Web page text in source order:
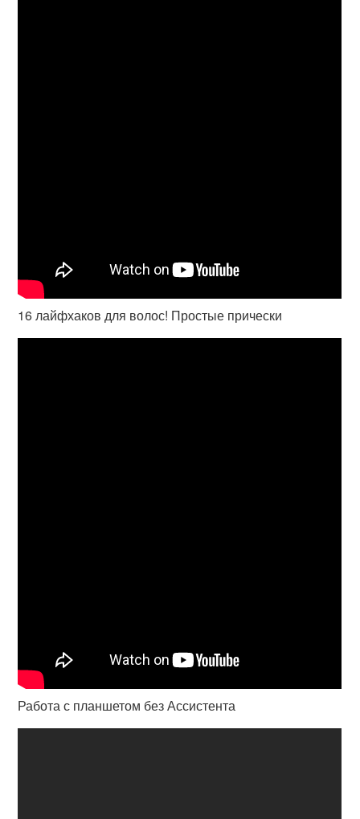
16 лайфхаков для волос! Простые прически
Работа с планшетом без Ассистента